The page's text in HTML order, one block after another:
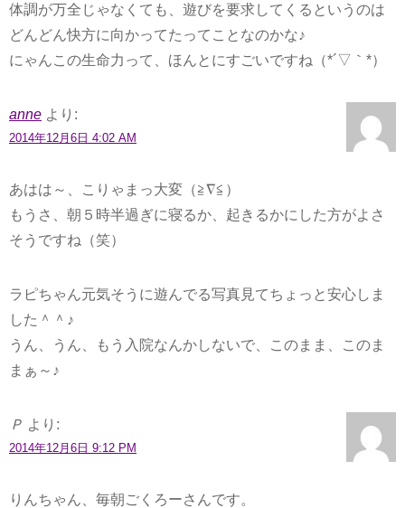
体調が万全じゃなくても、遊びを要求してくるというのは
どんどん快方に向かってたってことなのかな♪
にゃんこの生命力って、ほんとにすごいですね（*´▽｀*）
anne より:
2014年12月6日 4:02 AM
あはは～、こりゃまっ大変（≧∇≦）
もうさ、朝５時半過ぎに寝るか、起きるかにした方がよさ
そうですね（笑）
ラピちゃん元気そうに遊んでる写真見てちょっと安心しま
した＾＾♪
うん、うん、もう入院なんかしないで、このまま、このま
まぁ～♪
Ｐ より:
2014年12月6日 9:12 PM
りんちゃん、毎朝ごくろーさんです。